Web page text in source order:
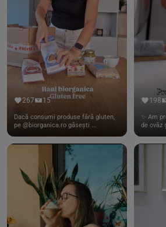
267 15
Dacă consumi produse fără gluten,
pe @biorganica.ro găsești ...
198
✨ Am
de ovăz